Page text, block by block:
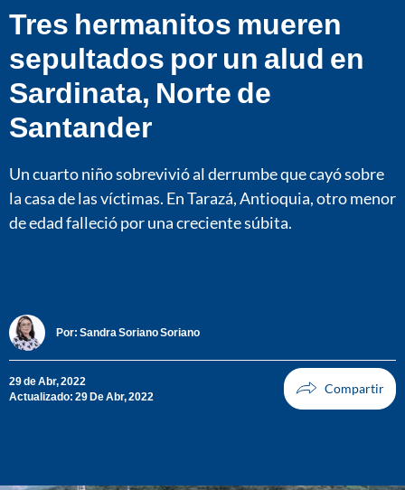
Tres hermanitos mueren
sepultados por un alud en
Sardinata, Norte de
Santander
Un cuarto niño sobrevivió al derrumbe que cayó sobre
la casa de las víctimas. En Tarazá, Antioquia, otro menor
de edad falleció por una creciente súbita.
Por: Sandra Soriano Soriano
29 de Abr, 2022
Actualizado: 29 De Abr, 2022